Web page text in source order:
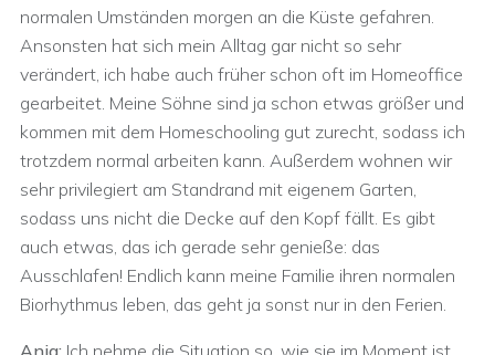
normalen Umständen morgen an die Küste gefahren.
Ansonsten hat sich mein Alltag gar nicht so sehr
verändert, ich habe auch früher schon oft im Homeoffice
gearbeitet. Meine Söhne sind ja schon etwas größer und
kommen mit dem Homeschooling gut zurecht, sodass ich
trotzdem normal arbeiten kann. Außerdem wohnen wir
sehr privilegiert am Standrand mit eigenem Garten,
sodass uns nicht die Decke auf den Kopf fällt. Es gibt
auch etwas, das ich gerade sehr genieße: das
Ausschlafen! Endlich kann meine Familie ihren normalen
Biorhythmus leben, das geht ja sonst nur in den Ferien.
Anja: Ich nehme die Situation so, wie sie im Moment ist.